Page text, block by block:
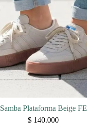
Samba Plataforma Beige FE
$ 140.000